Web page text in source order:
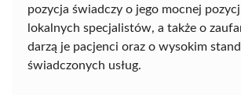
pozycja świadczy o jego mocnej
lokalnych specjalistów, a także o
darzą je pacjenci oraz o wysokim
świadczonych usług.